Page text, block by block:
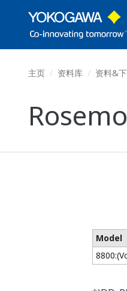
主页 资料库 资料&
Model